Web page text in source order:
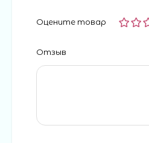
Оцените товар
Отзыв